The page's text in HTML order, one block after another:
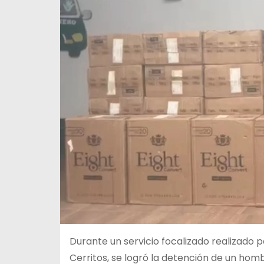
Durante un servicio focalizado realizado
Cerritos, se logró la detención de un